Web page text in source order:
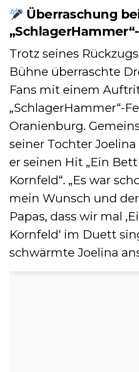
Überraschung
Trotz seines
Bühne überraschte
Fans mit einem
„SchlagerHammer“-
Oranienburg.
seiner Tochter
er seinen Hit „Ein
Kornfeld“. „Es war
mein Wunsch und
Papas, dass wir mal
Kornfeld‘ im Duett
schwärmte Joelina